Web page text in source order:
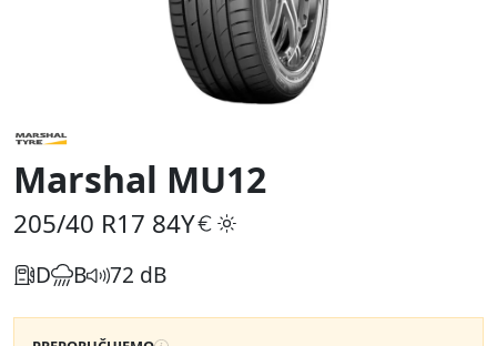
Marshal MU12
205/40 R17 84Y
D B 72 dB